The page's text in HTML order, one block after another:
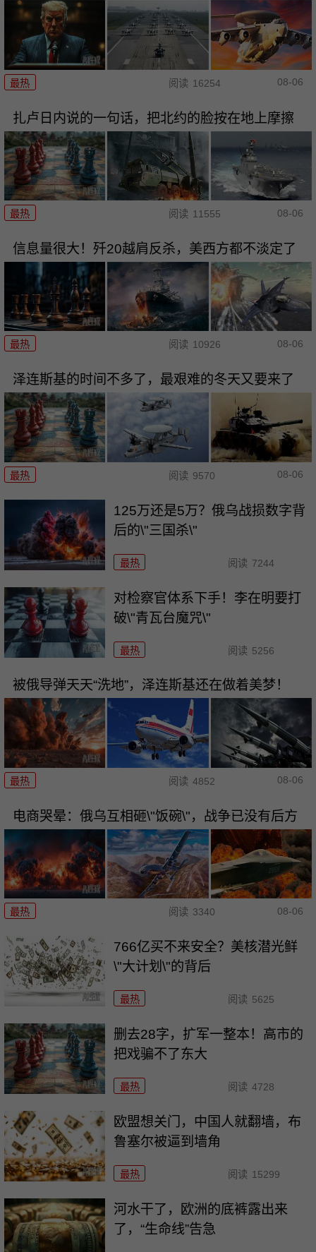
最热 阅读 16254 08-06
扎卢日内说的一句话，把北约的脸按在地上摩擦
最热 阅读 11555 08-06
信息量很大！歼20越肩反杀，美西方都不淡定了
最热 阅读 10926 08-06
泽连斯基的时间不多了，最艰难的冬天又要来了
最热 阅读 9570 08-06
125万还是5万？俄乌战损数字背
后的\"三国杀\"
最热 阅读 7244
对检察官体系下手！李在明要打
破\"青瓦台魔咒\"
最热 阅读 5256
被俄导弹天天“洗地”，泽连斯基还在做着美梦！
最热 阅读 4852 08-06
电商哭晕：俄乌互相砸\"饭碗\"，战争已没有后方
最热 阅读 3340 08-06
766亿买不来安全？美核潜光鲜
\"大计划\"的背后
最热 阅读 5625
删去28字，扩军一整本！高市的
把戏骗不了东大
最热 阅读 4728
欧盟想关门，中国人就翻墙，布
鲁塞尔被逼到墙角
最热 阅读 15299
河水干了，欧洲的底裤露出来
了，“生命线”告急